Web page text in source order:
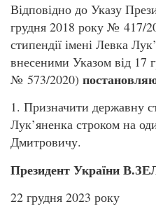
Відповідно до Указу
грудня 2018 року № 417/
стипендії імені Левка
внесеними Указом від 17
№ 573/2020)
1. Призначити державну
Лук’яненка строком на
Дмитровичу.
Президент України
22 грудня 2023 року